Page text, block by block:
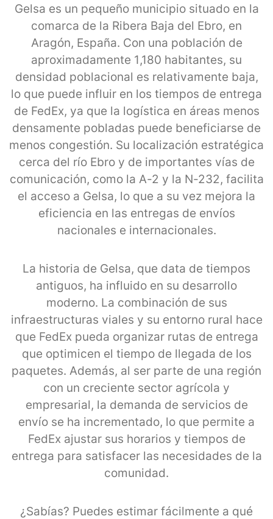
Gelsa es un pequeño municipio situado en la
comarca de la Ribera Baja del Ebro, en
Aragón, España. Con una población de
aproximadamente 1,180 habitantes, su
densidad poblacional es relativamente baja,
lo que puede influir en los tiempos de entrega
de FedEx, ya que la logística en áreas menos
densamente pobladas puede beneficiarse de
menos congestión. Su localización estratégica
cerca del río Ebro y de importantes vías de
comunicación, como la A-2 y la N-232, facilita
el acceso a Gelsa, lo que a su vez mejora la
eficiencia en las entregas de envíos
nacionales e internacionales.
La historia de Gelsa, que data de tiempos
antiguos, ha influido en su desarrollo
moderno. La combinación de sus
infraestructuras viales y su entorno rural hace
que FedEx pueda organizar rutas de entrega
que optimicen el tiempo de llegada de los
paquetes. Además, al ser parte de una región
con un creciente sector agrícola y
empresarial, la demanda de servicios de
envío se ha incrementado, lo que permite a
FedEx ajustar sus horarios y tiempos de
entrega para satisfacer las necesidades de la
comunidad.
¿Sabías? Puedes estimar fácilmente a qué